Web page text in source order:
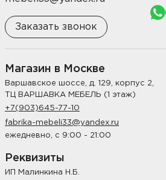
Заказать звонок
Магазин в Москве
Варшавское шоссе, д. 129, корпус 2,
ТЦ ВАРШАВКА МЕБЕЛЬ (1 этаж)
+7(903)645-77-10
fabrika-mebeli33@yandex.ru
ежедневно, с 9:00 - 21:00
Реквизиты
ИП Малинкина Н.Б.